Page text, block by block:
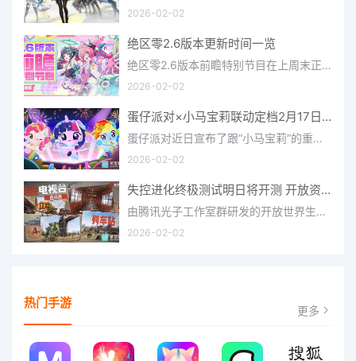
2026-02-02
绝区零2.6版本更新时间一览
绝区零2.6版本前瞻特别节目在上周末正式播出，官方给玩家们带来了许多关于最新版本的相关资讯和上线时间，不少
2026-02-02
蛋仔派对×小马宝莉联动定档2月17日 联动外观将登场
蛋仔派对近日宣布了跟“小马宝莉”的重磅联动！并且时间定档在了2月17日，此次联动将会上新很多外观，各种小马宝
2026-02-02
失控进化终极测试明日将开测 开放资格预下载已开启
由腾讯光子工作室群研发的开放世界生存进化手游《失控进化》宣布，终极测试将于明日正式开启，目前测试资格预下
2026-02-02
热门手游 更多